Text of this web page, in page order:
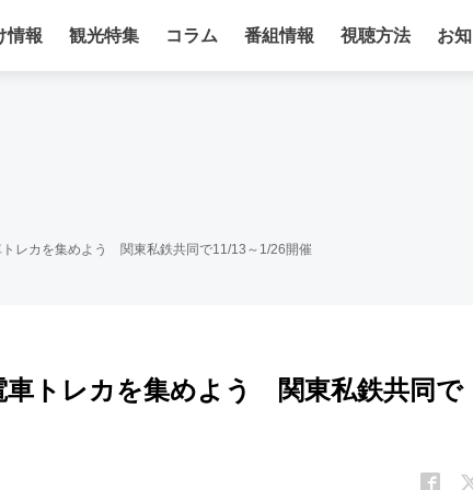
情報 観光特集 コラム 番組情報 視聴方法 お
トレカを集めよう 関東私鉄共同で11/13～1/26開催
車トレカを集めよう 関東私鉄共同で